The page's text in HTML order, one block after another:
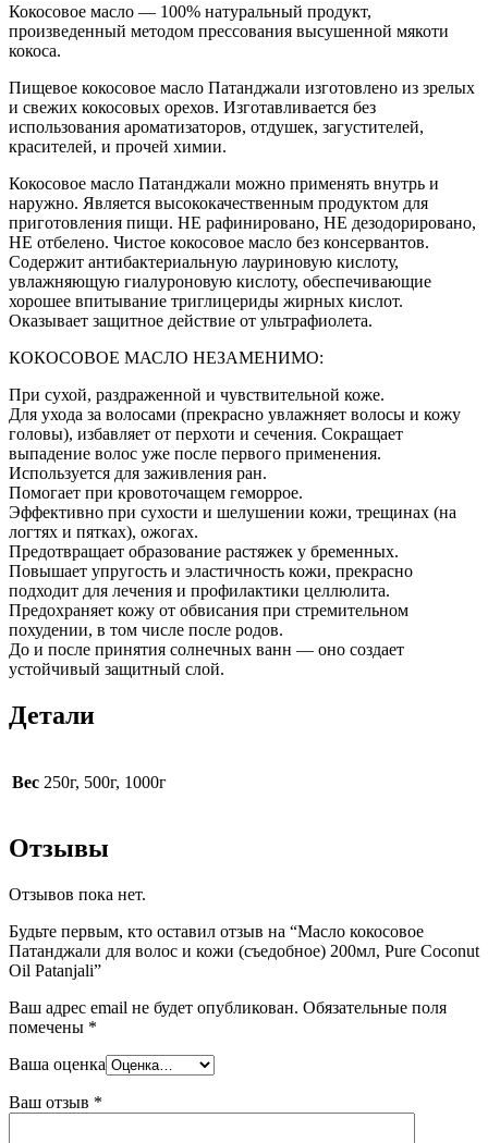
Кокосовое масло — 100% натуральный продукт,
произведенный методом прессования высушенной мякоти
кокоса.
Пищевое кокосовое масло Патанджали изготовлено из зрелых
и свежих кокосовых орехов. Изготавливается без
использования ароматизаторов, отдушек, загустителей,
красителей, и прочей химии.
Кокосовое масло Патанджали можно применять внутрь и
наружно. Является высококачественным продуктом для
приготовления пищи. НЕ рафинировано, НЕ дезодорировано,
НЕ отбелено. Чистое кокосовое масло без консервантов.
Содержит антибактериальную лауриновую кислоту,
увлажняющую гиалуроновую кислоту, обеспечивающие
хорошее впитывание триглицериды жирных кислот.
Оказывает защитное действие от ультрафиолета.
КОКОСОВОЕ МАСЛО НЕЗАМЕНИМО:
При сухой, раздраженной и чувствительной коже.
Для ухода за волосами (прекрасно увлажняет волосы и кожу
головы), избавляет от перхоти и сечения. Сокращает
выпадение волос уже после первого применения.
Используется для заживления ран.
Помогает при кровоточащем геморрое.
Эффективно при сухости и шелушении кожи, трещинах (на
логтях и пятках), ожогах.
Предотвращает образование растяжек у бременных.
Повышает упругость и эластичность кожи, прекрасно
подходит для лечения и профилактики целлюлита.
Предохраняет кожу от обвисания при стремительном
похудении, в том числе после родов.
До и после принятия солнечных ванн — оно создает
устойчивый защитный слой.
Детали
Вес 250г, 500г, 1000г
Отзывы
Отзывов пока нет.
Будьте первым, кто оставил отзыв на “Масло кокосовое
Патанджали для волос и кожи (съедобное) 200мл, Pure Coconut
Oil Patanjali”
Ваш адрес email не будет опубликован. Обязательные поля
помечены *
Ваша оценка
Ваш отзыв *